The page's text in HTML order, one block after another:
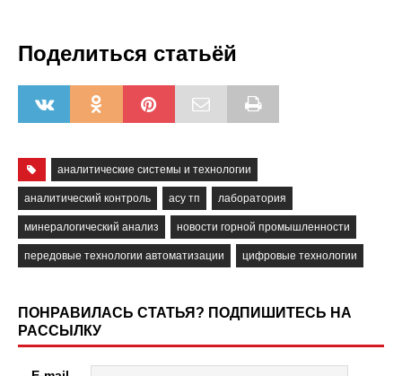
Поделиться статьёй
аналитические системы и технологии
аналитический контроль асу тп лаборатория
минералогический анализ новости горной промышленности
передовые технологии автоматизации цифровые технологии
ПОНРАВИЛАСЬ СТАТЬЯ? ПОДПИШИТЕСЬ НА
РАССЫЛКУ